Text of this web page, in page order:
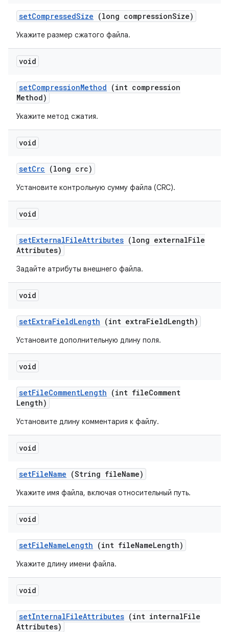
setCompressedSize (long compressionSize)
Укажите размер сжатого файла.
void
setCompressionMethod (int compression
Method)
Укажите метод сжатия.
void
setCrc (long crc)
Установите контрольную сумму файла (CRC).
void
setExternalFileAttributes (long externalFile
Attributes)
Задайте атрибуты внешнего файла.
void
setExtraFieldLength (int extraFieldLength)
Установите дополнительную длину поля.
void
setFileCommentLength (int fileComment
Length)
Установите длину комментария к файлу.
void
setFileName (String fileName)
Укажите имя файла, включая относительный путь.
void
setFileNameLength (int fileNameLength)
Укажите длину имени файла.
void
setInternalFileAttributes (int internalFile
Attributes)